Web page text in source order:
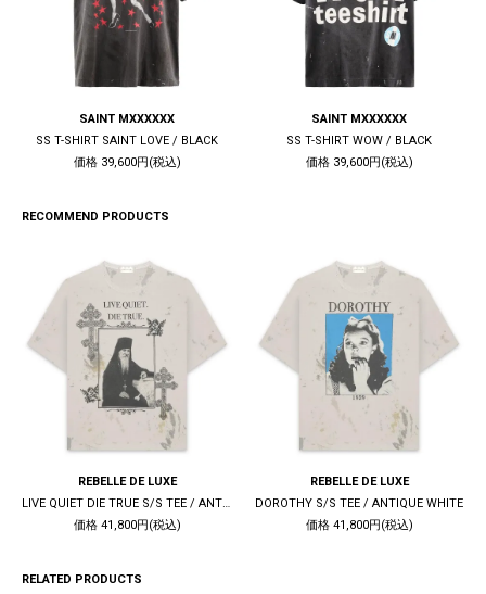
SAINT MXXXXXX
SS T-SHIRT SAINT LOVE / BLACK
価格 39,600円(税込)
SAINT MXXXXXX
SS T-SHIRT WOW / BLACK
価格 39,600円(税込)
RECOMMEND PRODUCTS
REBELLE DE LUXE
LIVE QUIET DIE TRUE S/S TEE / ANTIQUE WHITE
価格 41,800円(税込)
REBELLE DE LUXE
DOROTHY S/S TEE / ANTIQUE WHITE
価格 41,800円(税込)
RELATED PRODUCTS